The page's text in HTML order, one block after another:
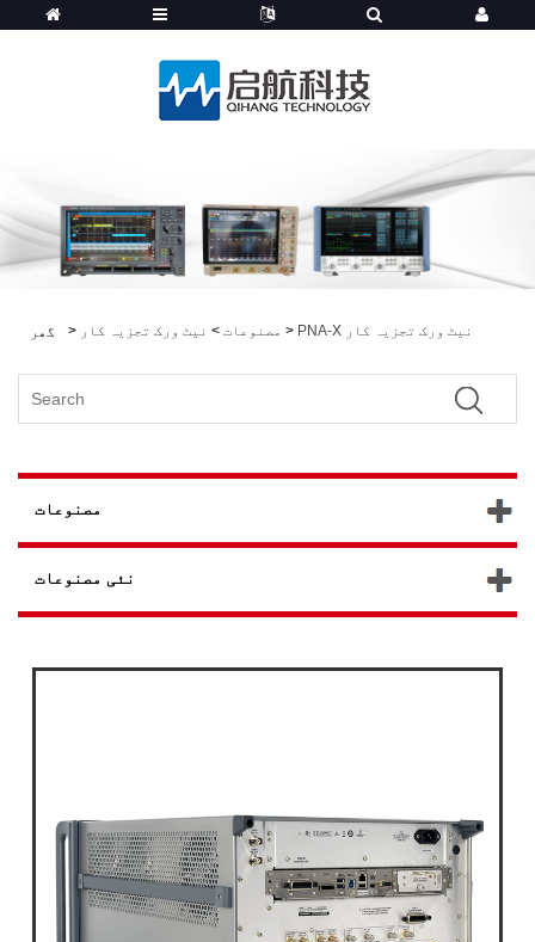
گھر > مصنوعات > نیٹ ورک تجزیہ کار > PNA-X نیٹ ورک تجزیہ کار
مصنوعات
نئی مصنوعات